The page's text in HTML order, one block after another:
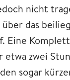
nicht
das
Eine
zwei
sogar